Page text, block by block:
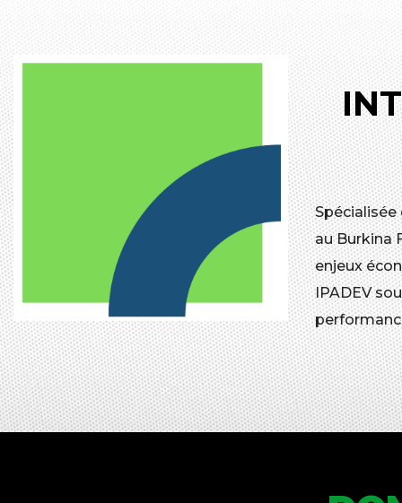
au Burkina
enjeux
IPADEV